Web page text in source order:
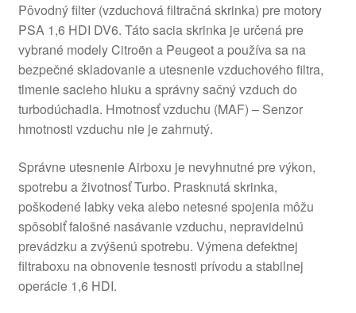
Pôvodný filter (vzduchová filtračná skrinka) pre motory
PSA 1,6 HDI DV6. Táto sacia skrinka je určená pre
vybrané modely Citroën a Peugeot a používa sa na
bezpečné skladovanie a utesnenie vzduchového filtra,
tlmenie sacieho hluku a správny sačný vzduch do
turbodúchadla. Hmotnosť vzduchu (MAF) – Senzor
hmotnosti vzduchu nie je zahrnutý.
Správne utesnenie Airboxu je nevyhnutné pre výkon,
spotrebu a životnosť Turbo. Prasknutá skrinka,
poškodené labky veka alebo netesné spojenia môžu
spôsobiť falošné nasávanie vzduchu, nepravidelnú
prevádzku a zvýšenú spotrebu. Výmena defektnej
filtraboxu na obnovenie tesnosti prívodu a stabilnej
operácie 1,6 HDI.